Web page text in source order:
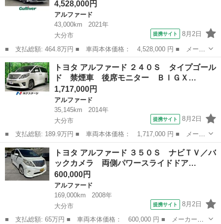
4,528,000円
アルファード
43,000km
2021年
大分市
提携サイト 8月2日
■ 支払総額: 464.8万円 ■ 車両本体価格： 4,528,000 円 ■ メーカ
ー名： トヨタ ■ 車種名： アルファード ■ グレード名： ２．
５Ｓ Ｃパッケージ 純正ナビ Ｂｌｕｅｔｏｏｔｈ ＤＶＤ Ｃ
Ｄ フルセ...
大分 大分市 アルファード
トヨタ アルファード ２４０Ｓ タイプゴール
ド 禁煙車 後席モニター ＢＩＧＸ…
1,717,000円
アルファード
35,145km
2014年
大分市
提携サイト 8月2日
■ 支払総額: 189.9万円 ■ 車両本体価格： 1,717,000 円 ■ メーカ
ー名： トヨタ ■ 車種名： アルファード ■ グレード名： ２４
０Ｓ タイプゴールド 禁煙車 後席モニター ＢＩＧＸ９型ナビ
バックカ...
大分 大分市 アルファード
トヨタ アルファード ３５０Ｓ ナビＴＶ／バ
ックカメラ 両側パワースライドドア…
600,000円
アルファード
169,000km
2008年
大分市
提携サイト 8月2日
■ 支払総額: 65万円 ■ 車両本体価格： 600,000 円 ■ メーカー